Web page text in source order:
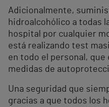
Adicionalmente,
hidroalcohólico a todas
hospital por cualquier
está realizando test
en todo el personal, que
medidas de
Una seguridad que
gracias a que todos los